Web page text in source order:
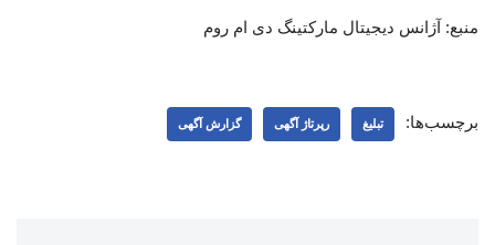
منبع: آژانس دیجیتال مارکتینگ دی ام روم
برچسب‌ها: تبلیغ رپرتاژ آگهی گزارش آگهی